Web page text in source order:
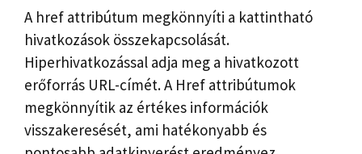
A href attribútum megkönnyíti a kattintható
hivatkozások összekapcsolását.
Hiperhivatkozással adja meg a hivatkozott
erőforrás URL-címét. A Href attribútumok
megkönnyítik az értékes információk
visszakeresését, ami hatékonyabb és